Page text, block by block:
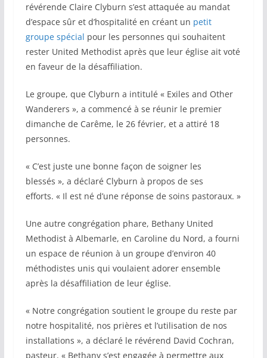
révérende Claire Clyburn s’est attaquée au mandat
d’espace sûr et d’hospitalité en créant un petit
groupe spécial pour les personnes qui souhaitent
rester United Methodist après que leur église ait voté
en faveur de la désaffiliation.
Le groupe, que Clyburn a intitulé « Exiles and Other
Wanderers », a commencé à se réunir le premier
dimanche de Carême, le 26 février, et a attiré 18
personnes.
« C’est juste une bonne façon de soigner les
blessés », a déclaré Clyburn à propos de ses
efforts. « Il est né d’une réponse de soins pastoraux. »
Une autre congrégation phare, Bethany United
Methodist à Albemarle, en Caroline du Nord, a fourni
un espace de réunion à un groupe d’environ 40
méthodistes unis qui voulaient adorer ensemble
après la désaffiliation de leur église.
« Notre congrégation soutient le groupe du reste par
notre hospitalité, nos prières et l’utilisation de nos
installations », a déclaré le révérend David Cochran,
pasteur. « Bethany s’est engagée à permettre aux